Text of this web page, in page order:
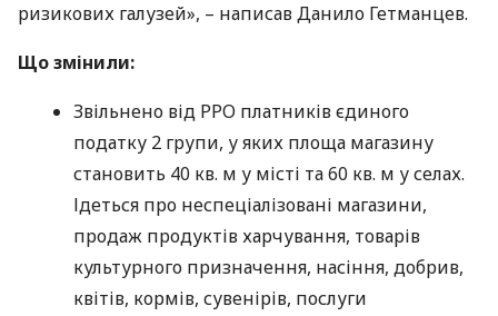
ризикових галузей», – написав Данило Гетманцев.
Що змінили:
Звільнено від РРО платників єдиного
податку 2 групи, у яких площа магазину
становить 40 кв. м у місті та 60 кв. м у селах.
Ідеться про неспеціалізовані магазини,
продаж продуктів харчування, товарів
культурного призначення, насіння, добрив,
квітів, кормів, сувенірів, послуги